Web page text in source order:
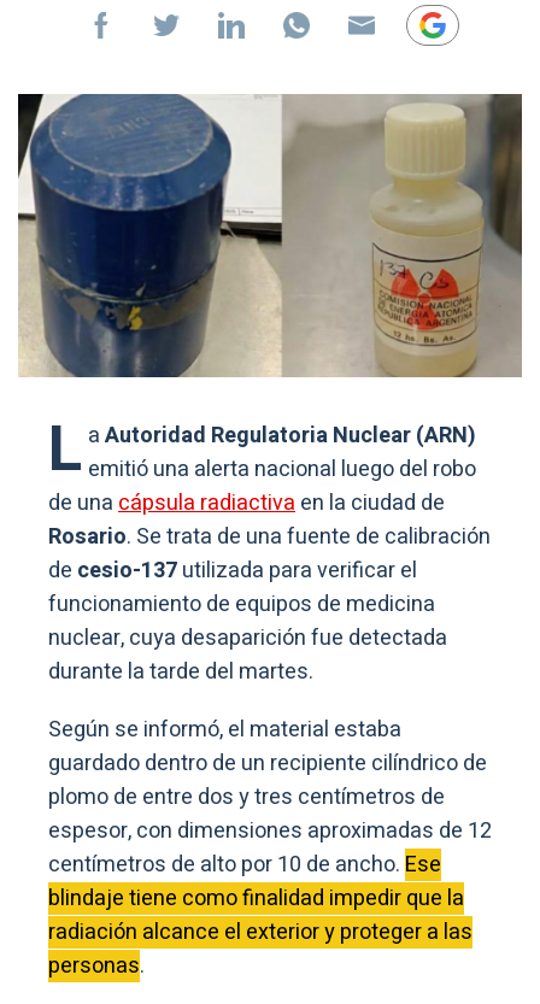
L aAutoridad Regulatoria Nuclear (ARN)
emitió una alerta nacional luego del robo
de unacápsula radiactivaen la ciudad de
Rosario. Se trata de una fuente de calibración
de cesio-137utilizada para verificar el
funcionamiento de equipos de medicina
nuclear, cuya desaparición fue detectada
durante la tarde del martes.
Según se informó, el material estaba
guardado dentro de un recipiente cilíndrico de
plomo de entre dos y tres centímetros de
espesor, con dimensiones aproximadas de 12
centímetros de alto por 10 de ancho. Ese
blindaje tiene como finalidad impedir que la
radiación alcance el exterior y proteger a las
personas.